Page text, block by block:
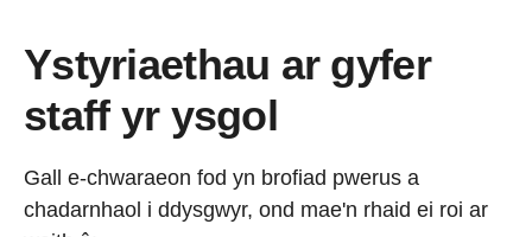
Ystyriaethau ar gyfer
staff yr ysgol
Gall e-chwaraeon fod yn brofiad pwerus a
chadarnhaol i ddysgwyr, ond mae'n rhaid ei roi ar